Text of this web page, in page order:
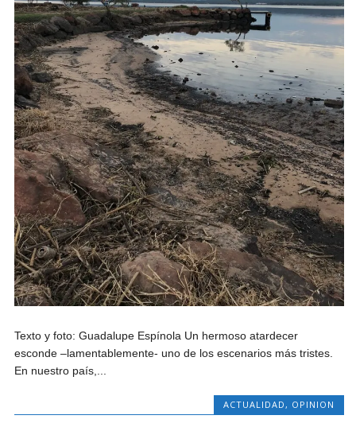
Texto y foto: Guadalupe Espínola Un hermoso atardecer
esconde –lamentablemente- uno de los escenarios más tristes.
En nuestro país,...
ACTUALIDAD, OPINION